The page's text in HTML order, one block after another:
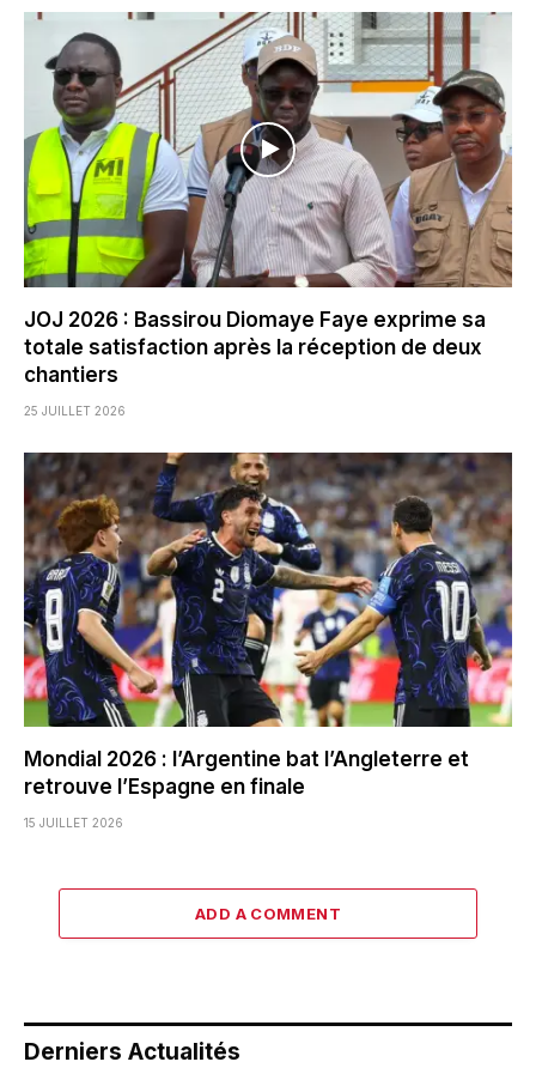
JOJ 2026 : Bassirou Diomaye Faye exprime sa
totale satisfaction après la réception de deux
chantiers
25 JUILLET 2026
Mondial 2026 : l’Argentine bat l’Angleterre et
retrouve l’Espagne en finale
15 JUILLET 2026
ADD A COMMENT
Derniers Actualités